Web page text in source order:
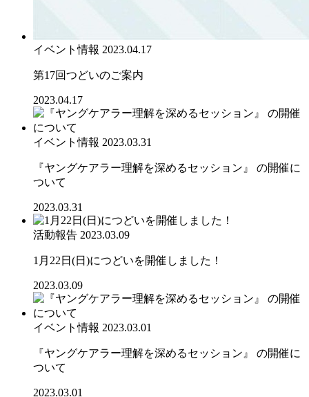
イベント情報 2023.04.17
第17回つどいのご案内
2023.04.17
イベント情報 2023.03.31
『ヤングケアラー理解を深めるセッション』 の開催に
ついて
2023.03.31
活動報告 2023.03.09
1月22日(日)につどいを開催しました！
2023.03.09
イベント情報 2023.03.01
『ヤングケアラー理解を深めるセッション』 の開催に
ついて
2023.03.01